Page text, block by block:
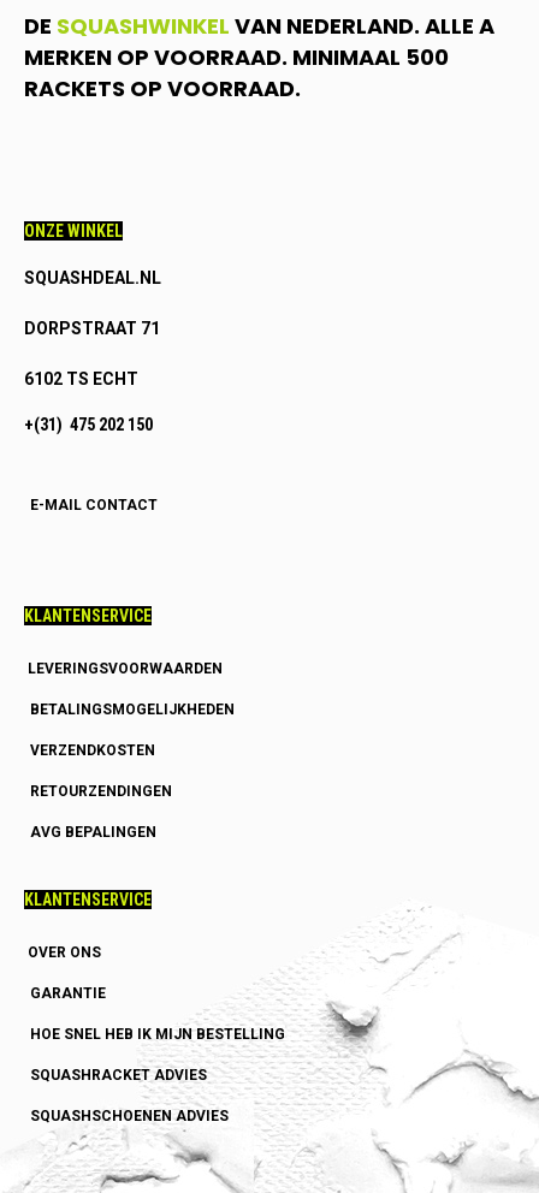
DE SQUASHWINKEL VAN NEDERLAND. ALLE A
MERKEN OP VOORRAAD. MINIMAAL 500
RACKETS OP VOORRAAD.
ONZE WINKEL
SQUASHDEAL.NL
DORPSTRAAT 71
6102 TS ECHT
+(31) 475 202 150
E-MAIL CONTACT
KLANTENSERVICE
LEVERINGSVOORWAARDEN
BETALINGSMOGELIJKHEDEN
VERZENDKOSTEN
RETOURZENDINGEN
AVG BEPALINGEN
KLANTENSERVICE
OVER ONS
GARANTIE
HOE SNEL HEB IK MIJN BESTELLING
SQUASHRACKET ADVIES
SQUASHSCHOENEN ADVIES